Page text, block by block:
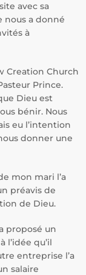
avec sa
nous a donné
à
Creation Church
Prince.
Dieu est
bénir. Nous
eu l’intention
donner une
mon mari l’a
préavis de
de Dieu.
proposé un
l’idée qu’il
entreprise l’a
salaire